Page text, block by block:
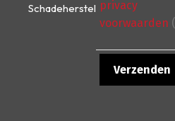
Schadeherstel privacy
voorwaarden